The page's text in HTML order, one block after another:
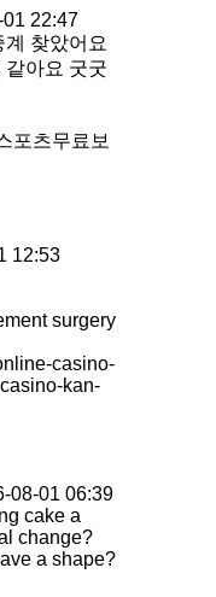
22:47
찾았어요
같아요 굿굿
포츠무료보
12:53
surgery
casino-
kan-
08-01 06:39
cake a
change?
a shape?